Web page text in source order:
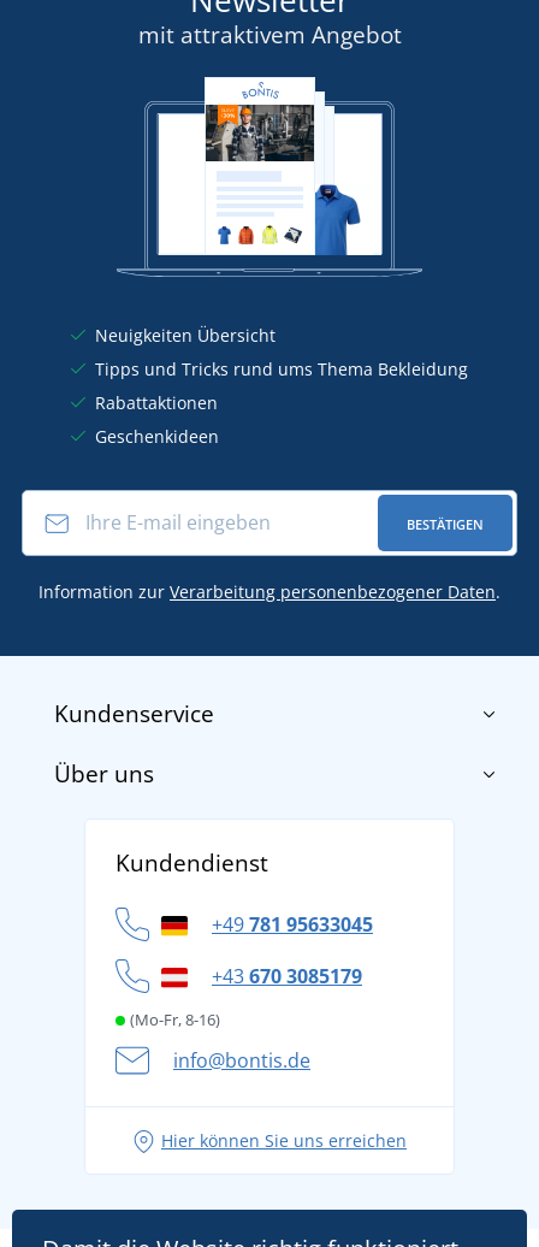
mit attraktivem Angebot
Neuigkeiten Übersicht
Tipps und Tricks rund ums Thema Bekleidung
Rabattaktionen
Geschenkideen
BESTÄTIGEN
Information zur Verarbeitung personenbezogener Daten.
Kundenservice
Impressum
Datenschutz
Cookie-Richtlinie
Über uns
Für Unternehmen und Organisationen
Kundendienst
+49781 95633045
+43670 3085179
(Mo-Fr, 8-16)
info@bontis.de
Hier können Sie uns erreichen